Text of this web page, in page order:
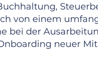
von einem
bei der
neuer